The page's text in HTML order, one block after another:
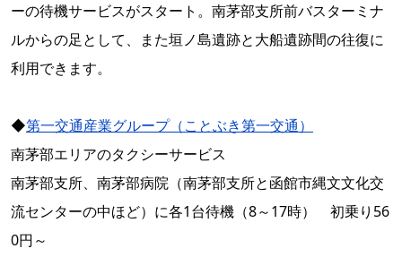
ーの待機サービスがスタート。南茅部支所前バスターミナ
ルからの足として、また垣ノ島遺跡と大船遺跡間の往復に
利用できます。
◆第一交通産業グループ（ことぶき第一交通）
南茅部エリアのタクシーサービス
南茅部支所、南茅部病院（南茅部支所と函館市縄文文化交
流センターの中ほど）に各1台待機（8～17時） 初乗り56
0円～